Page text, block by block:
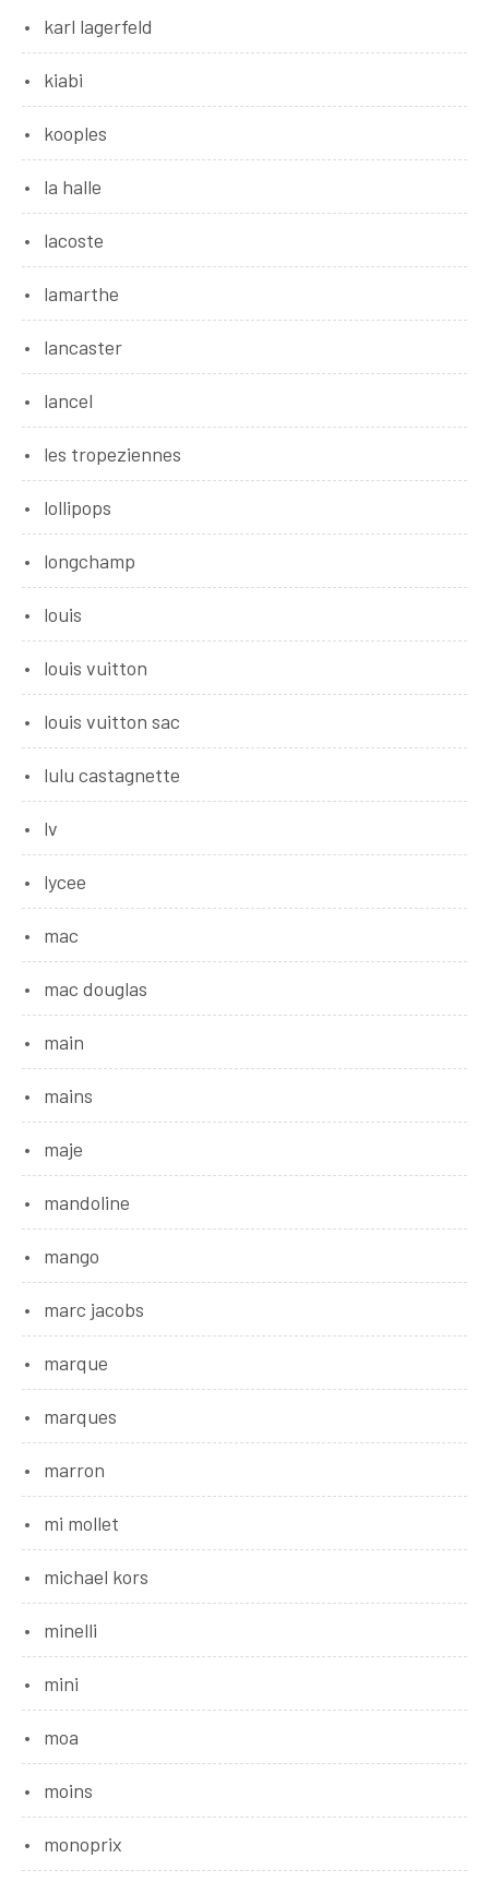
karl lagerfeld
kiabi
kooples
la halle
lacoste
lamarthe
lancaster
lancel
les tropeziennes
lollipops
longchamp
louis
louis vuitton
louis vuitton sac
lulu castagnette
lv
lycee
mac
mac douglas
main
mains
maje
mandoline
mango
marc jacobs
marque
marques
marron
mi mollet
michael kors
minelli
mini
moa
moins
monoprix